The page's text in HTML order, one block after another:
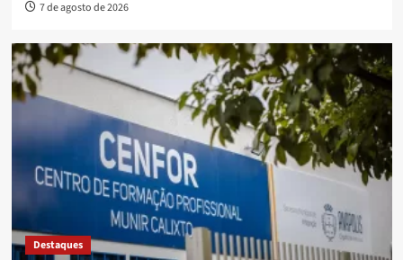
7 de agosto de 2026
Destaques